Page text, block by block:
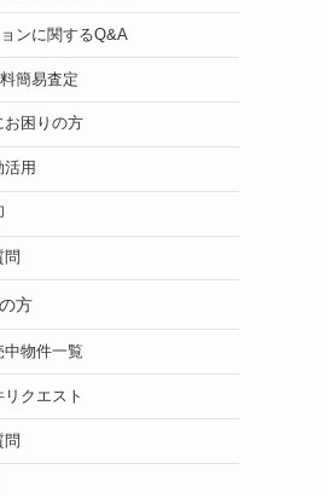
ンに関するQ&A
簡易査定
お困りの方
活用
問
方
中物件一覧
リクエスト
問